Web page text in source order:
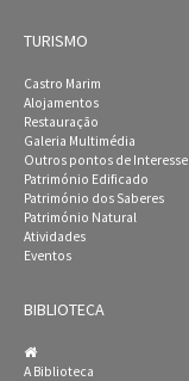
TURISMO
Castro Marim
Alojamentos
Restauração
Galeria Multimédia
Outros pontos de Interesse
Património Edificado
Património dos Saberes
Património Natural
Atividades
Eventos
BIBLIOTECA
A Biblioteca